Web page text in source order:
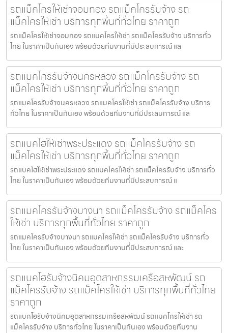
รถแม็คโครให้เช่าจอมทอง รถแม็คโครรับจ้าง รถ
แม็คโครให้เช่า บริการทุกพื้นที่ทั่วไทย ราคาถูก
รถแม็คโครให้เช่าจอมทอง รถแมคโครให้เช่า รถแม็คโครรับจ้าง บริการทั่ว
ไทย ในราคาเป็นกันเอง พร้อมด้วยทีมงานที่มีประสบการณ์ แล
รถแมคโครรับจ้างนครหลวง รถแม็คโครรับจ้าง รถ
แม็คโครให้เช่า บริการทุกพื้นที่ทั่วไทย ราคาถูก
รถแมคโครรับจ้างนครหลวง รถแมคโครให้เช่า รถแม็คโครรับจ้าง บริการ
ทั่วไทย ในราคาเป็นกันเอง พร้อมด้วยทีมงานที่มีประสบการณ์ แล
รถแบคโฮให้เช่าพระประแดง รถแม็คโครรับจ้าง รถ
แม็คโครให้เช่า บริการทุกพื้นที่ทั่วไทย ราคาถูก
รถแบคโฮให้เช่าพระประแดง รถแมคโครให้เช่า รถแม็คโครรับจ้าง บริการทั่ว
ไทย ในราคาเป็นกันเอง พร้อมด้วยทีมงานที่มีประสบการณ์ แ
รถแมคโครรับจ้างบางนา รถแม็คโครรับจ้าง รถแม็คโคร
ให้เช่า บริการทุกพื้นที่ทั่วไทย ราคาถูก
รถแมคโครรับจ้างบางนา รถแมคโครให้เช่า รถแม็คโครรับจ้าง บริการทั่ว
ไทย ในราคาเป็นกันเอง พร้อมด้วยทีมงานที่มีประสบการณ์ และ
รถแบคโฮรับจ้างนิคมอุตสาหกรรมเครือสหพัฒน์ รถ
แม็คโครรับจ้าง รถแม็คโครให้เช่า บริการทุกพื้นที่ทั่วไทย
ราคาถูก
รถแบคโฮรับจ้างนิคมอุตสาหกรรมเครือสหพัฒน์ รถแมคโครให้เช่า รถ
แม็คโครรับจ้าง บริการทั่วไทย ในราคาเป็นกันเอง พร้อมด้วยทีมงาน